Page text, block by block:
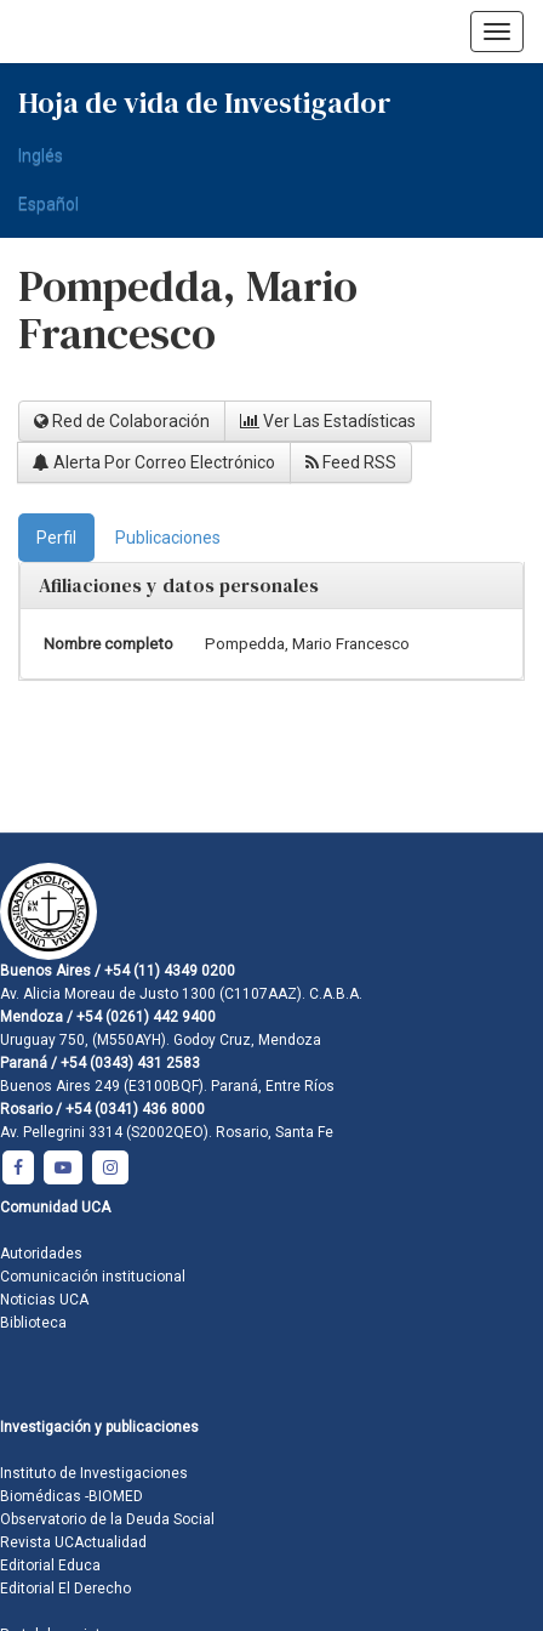
Hoja de vida de Investigador
Inglés
Español
Pompedda, Mario
Francesco
Red de Colaboración Ver Las Estadísticas
Alerta Por Correo Electrónico Feed RSS
Perfil Publicaciones
Afiliaciones y datos personales
Nombre completo Pompedda, Mario Francesco
Buenos Aires / +54 (11) 4349 0200
Av. Alicia Moreau de Justo 1300 (C1107AAZ). C.A.B.A.
Mendoza / +54 (0261) 442 9400
Uruguay 750, (M550AYH). Godoy Cruz, Mendoza
Paraná / +54 (0343) 431 2583
Buenos Aires 249 (E3100BQF). Paraná, Entre Ríos
Rosario / +54 (0341) 436 8000
Av. Pellegrini 3314 (S2002QEO). Rosario, Santa Fe
Comunidad UCA
Autoridades
Comunicación institucional
Noticias UCA
Biblioteca
Investigación y publicaciones
Instituto de Investigaciones
Biomédicas -BIOMED
Observatorio de la Deuda Social
Revista UCActualidad
Editorial Educa
Editorial El Derecho